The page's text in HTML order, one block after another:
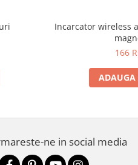
Incarcator wireless
166
ADAUGA
ne in social media